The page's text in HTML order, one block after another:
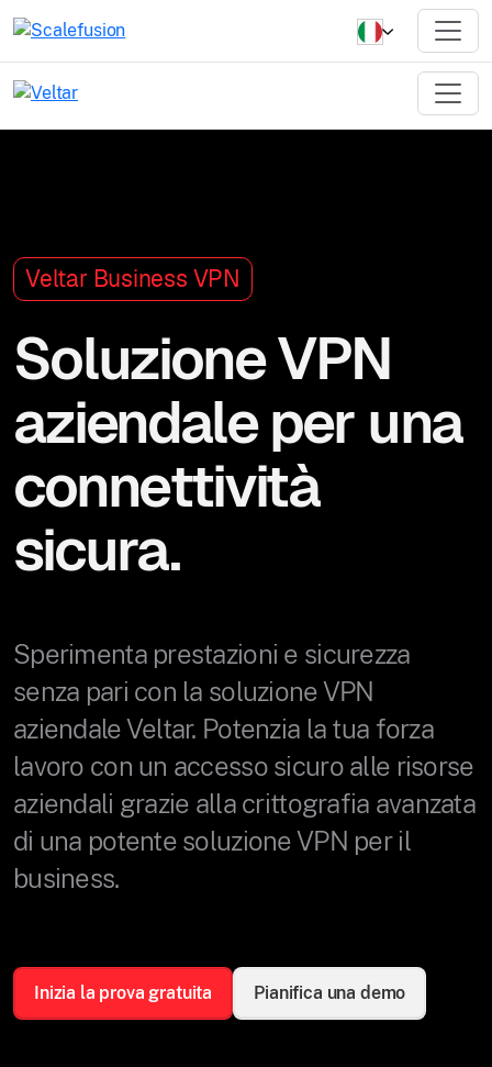
Veltar Business VPN
Soluzione VPN
aziendale per una
connettività
sicura.
Sperimenta prestazioni e sicurezza
senza pari con la soluzione VPN
aziendale Veltar. Potenzia la tua forza
lavoro con un accesso sicuro alle risorse
aziendali grazie alla crittografia avanzata
di una potente soluzione VPN per il
business.
Inizia la prova gratuita Pianifica una demo